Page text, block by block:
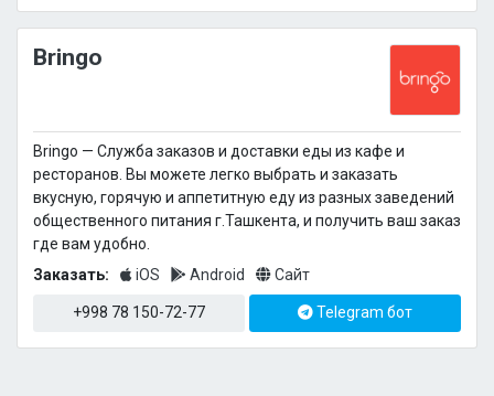
Bringo
Bringo — Cлужба заказов и доставки еды из кафе и
ресторанов. Вы можете легко выбрать и заказать
вкусную, горячую и аппетитную еду из разных заведений
общественного питания г.Ташкента, и получить ваш заказ
где вам удобно.
Заказать:
iOS Android Сайт
+998 78 150-72-77 Telegram бот